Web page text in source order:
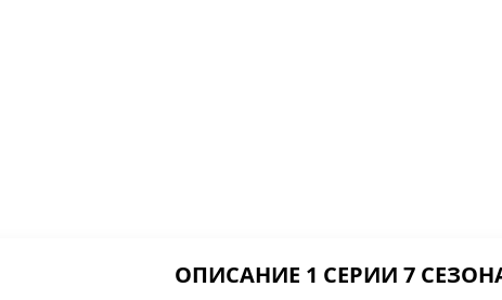
ОПИСАНИЕ 1 СЕРИИ 7